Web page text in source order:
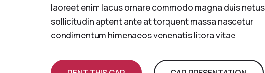
laoreet enim lacus ornare commodo magna duis netus
sollicitudin aptent ante at torquent massa nascetur
condimentum himenaeos venenatis litora vitae